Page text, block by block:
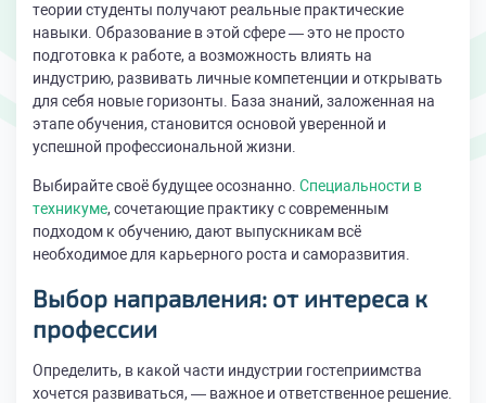
теории студенты получают реальные практические
навыки. Образование в этой сфере — это не просто
подготовка к работе, а возможность влиять на
индустрию, развивать личные компетенции и открывать
для себя новые горизонты. База знаний, заложенная на
этапе обучения, становится основой уверенной и
успешной профессиональной жизни.
Выбирайте своё будущее осознанно. Специальности в
техникуме, сочетающие практику с современным
подходом к обучению, дают выпускникам всё
необходимое для карьерного роста и саморазвития.
Выбор направления: от интереса к
профессии
Определить, в какой части индустрии гостеприимства
хочется развиваться, — важное и ответственное решение.